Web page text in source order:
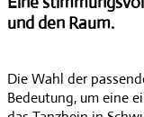
und den Raum.
Die Wahl der
Bedeutung, um eine